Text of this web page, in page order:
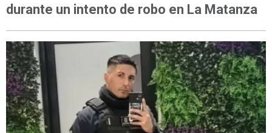
durante un intento de robo en La Matanza